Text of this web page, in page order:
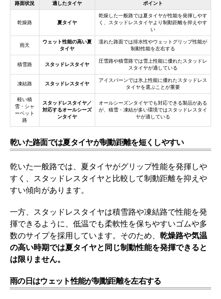
路面状況 適したタイヤ ポイント
乾燥路 夏タイヤ
乾燥した一般路では夏タイヤが性能を発揮しやす
く、スタッドレスタイヤより制動距離を抑えやす
い
雨天
ウェット性能の高い夏
タイヤ
濡れた路面では排水性やウェットグリップ性能が
制動性能を左右する
積雪路 スタッドレスタイヤ
圧雪路や積雪路では雪上性能に優れたスタッドレ
スタイヤが適している
凍結路 スタッドレスタイヤ
アイスバーンでは氷上性能に優れたスタッドレス
タイヤを選ぶことが重要
軽い積
雪・シャ
ーベット
路
スタッドレスタイヤ／
対応するオールシーズ
ンタイヤ
オールシーズンタイヤでも対応できる製品がある
が、積雪・凍結が多い環境ではスタッドレスタイ
ヤが適している
乾いた路面では夏タイヤが制動距離を短くしやすい
乾いた一般路では、夏タイヤがグリップ性能を発揮しや
すく、スタッドレスタイヤと比較して制動距離を抑えや
すい傾向があります。
一方、スタッドレスタイヤは積雪路や凍結路で性能を発
揮できるように、低温でも柔軟性を保ちやすいゴムや多
数のサイプを採用しています。そのため、 乾燥路や気温
の高い時期では夏タイヤと同じ制動性能を発揮できると
は限りません。
雨の日はウェット性能が制動距離を左右する